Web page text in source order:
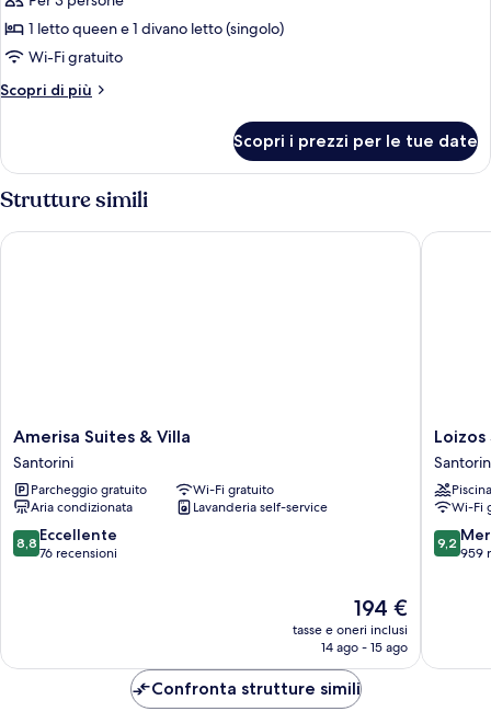
per
Superior
Suite
with
Hot
Tub
1 letto queen e 1 divano letto (singolo)
Wi-Fi gratuito
Scopri di più
Altri
Suite
with
Outdoor
Hot
Tub
Scopri i prezzi per le tue date
Strutture simili
Amerisa
Suites
&
Villa
Santorini
Amerisa Suites & Villa
Santorini
Parcheggio gratuito
Wi-Fi gratuito
Aria condizionata
Lavanderia self-service
8.8
su
8,8 Eccellente
76 recensioni
Il
prezzo
attuale
194 €
194 €
tasse e oneri inclusi
14 ago - 15 ago
Amerisa Suites & Villa
Loizos
Stylish
Loizos
Piscina
Wi-Fi
9.2
su
9,2
959
Loizos
Confronta strutture simili